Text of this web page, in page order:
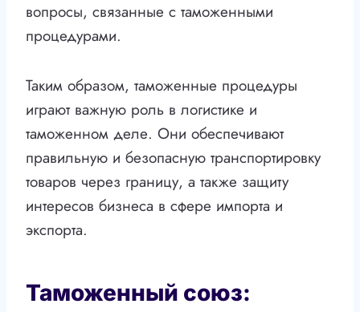
вопросы, связанные с таможенными
процедурами.
Таким образом, таможенные процедуры
играют важную роль в логистике и
таможенном деле. Они обеспечивают
правильную и безопасную транспортировку
товаров через границу, а также защиту
интересов бизнеса в сфере импорта и
экспорта.
Таможенный союз: